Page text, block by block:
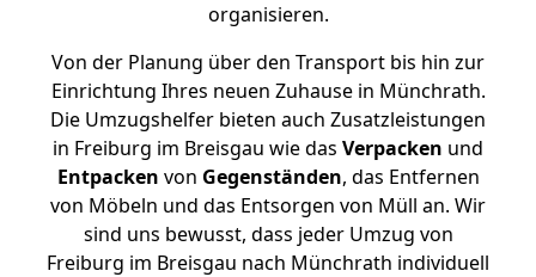
organisieren.
Von der Planung über den Transport bis hin zur
Einrichtung Ihres neuen Zuhause in Münchrath.
Die Umzugshelfer bieten auch Zusatzleistungen
in Freiburg im Breisgau wie das Verpacken und
Entpacken von Gegenständen, das Entfernen
von Möbeln und das Entsorgen von Müll an. Wir
sind uns bewusst, dass jeder Umzug von
Freiburg im Breisgau nach Münchrath individuell